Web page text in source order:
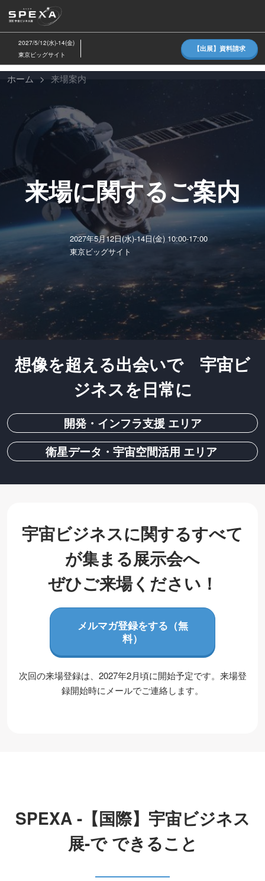
キ
ッ
し
て
進
2027/5/12(水)-14(金)
東京ビッグサイト
【出展】資料請求
ホーム 来場案内
SPEXA
(ス
ペ
ク
サ)
-
[国
際]
宇
宙
ビ
ジ
展-
来
内
来場に関するご案内
2027年5月12日(水)-14日(金) 10:00-17:00
東京ビッグサイト
想像を超える出会いで 宇宙ビ
ジネスを日常に
開発・インフラ支援 エリア
衛星データ・宇宙空間活用 エリア
宇宙ビジネスに関するすべて
が集まる展示会へ
ぜひご来場ください！
メルマガ登録をする（無
料）
次回の来場登録は、2027年2月頃に開始予定です。来場登
録開始時にメールでご連絡します。
SPEXA -【国際】宇宙ビジネス
展-で できること